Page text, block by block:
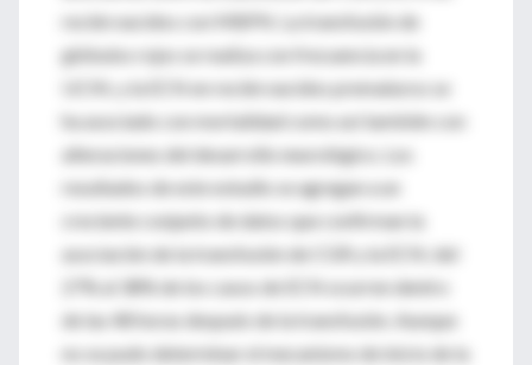
recién nacidos con MBPN. La transfusión de
glóbulos rojos se realiza con frecuencia en la
UCIN, y la ECN en recién nacidos prematuros se
ha asociado con mortalidad como así también con
alteraciones del desarrollo neurológico. Los
resultados de este estudio se agregan a un
creciente conjunto de datos que confirman la
asociación de la transfusión de CGR y la ECN; del
27% al 38% de los casos de ECN ocurren dentro
de las 48 horas después de la transfusión. Aunque
no se pudo determinar el mecanismo de inicio de la